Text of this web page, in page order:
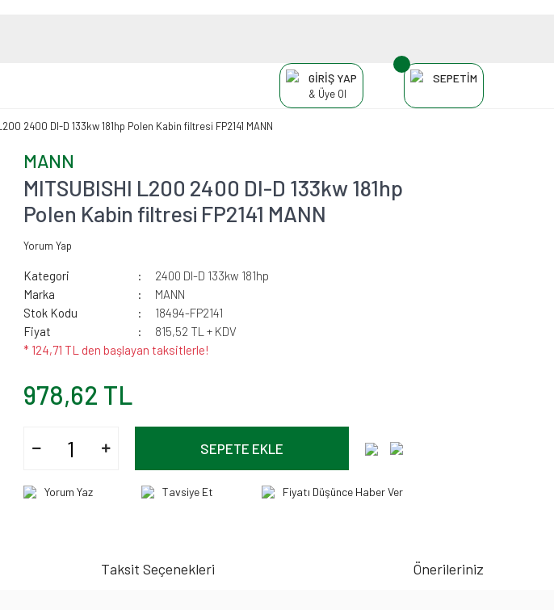
GİRİŞ YAP
& Üye Ol
SEPETİM
2400 DI-D 133kw 181hp Polen Kabin filtresi FP2141 MANN
MANN
MITSUBISHI L200 2400 DI-D 133kw 181hp
Polen Kabin filtresi FP2141 MANN
Yorum Yap
Kategori
2400 DI-D 133kw 181hp
Marka
MANN
Stok Kodu
18494-FP2141
Fiyat
815,52 TL + KDV
* 124,71 TL den başlayan taksitlerle!
978,62 TL
SEPETE EKLE
Yorum Yaz Tavsiye Et Fiyatı Düşünce Haber Ver
Taksit Seçenekleri Önerileriniz